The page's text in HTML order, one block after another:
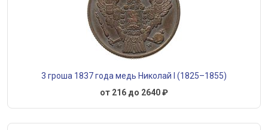
3 гроша 1837 года медь Николай I (1825–1855)
от 216 до 2640 ₽